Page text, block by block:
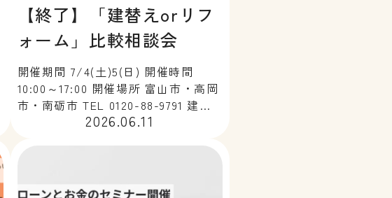
2026.06.11
【終了】「建替えorリフ
ォーム」比較相談会
開催期間 7/4(土)5(日) 開催時間
10:00～17:00 開催場所 富山市・高岡
市・南砺市 TEL 0120-88-9791 建替
え？リフォーム＆リノベ？ わが家